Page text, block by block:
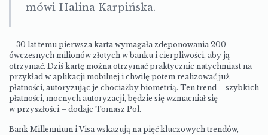
mówi Halina Karpińska.
– 30 lat temu pierwsza karta wymagała zdeponowania 200
ówczesnych milionów złotych w banku i cierpliwości, aby ją
otrzymać. Dziś kartę można otrzymać praktycznie natychmiast na
przykład w aplikacji mobilnej i chwilę potem realizować już
płatności, autoryzując je chociażby biometrią. Ten trend – szybkich
płatności, mocnych autoryzacji, będzie się wzmacniał się
w przyszłości – dodaje Tomasz Pol.
Bank Millennium i Visa wskazują na pięć kluczowych trendów,